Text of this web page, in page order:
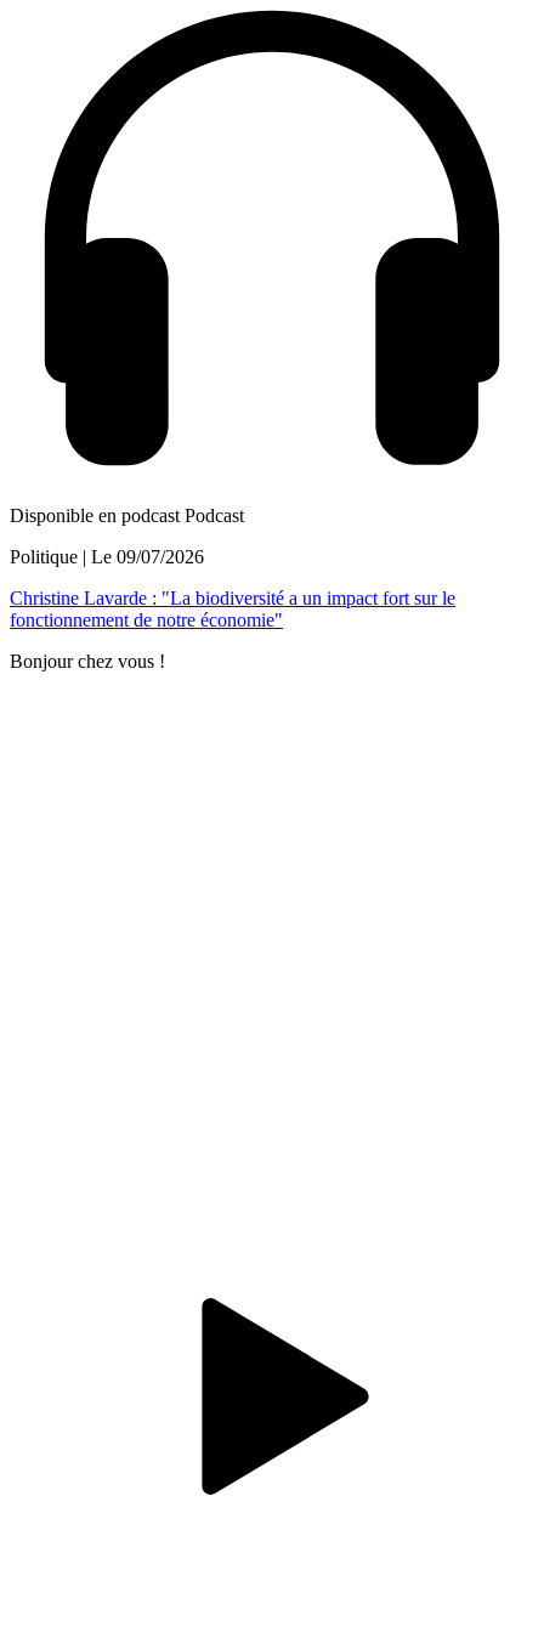
Disponible en podcast Podcast
Politique | Le 09/07/2026
Christine Lavarde : "La biodiversité a un impact fort sur le
fonctionnement de notre économie"
Bonjour chez vous !